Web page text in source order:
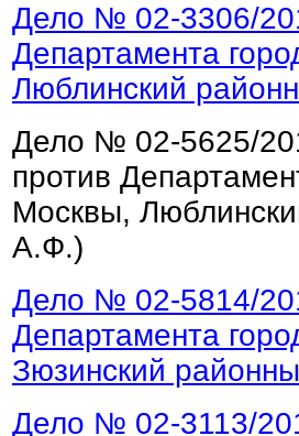
Дело № 02-3306/
Департамента
Люблинский
Дело № 02-5625/
против
Москвы,
А.Ф.)
Дело № 02-5814/
Департамента
Зюзинский
Дело № 02-3113/